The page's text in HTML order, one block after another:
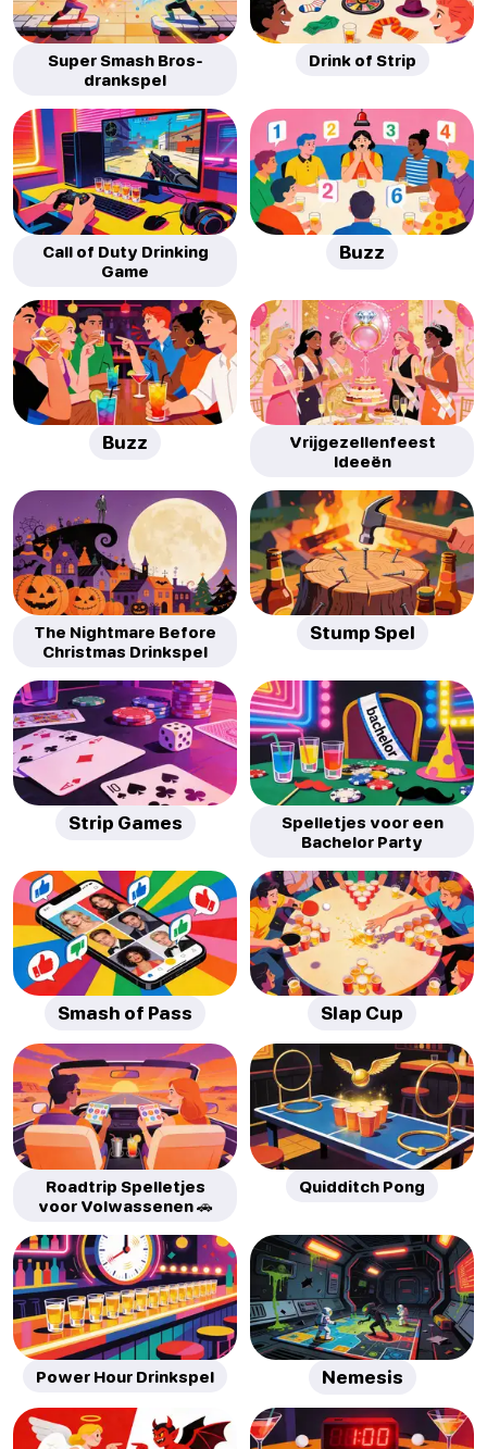
Super Smash Bros-
drankspel
Drink of Strip
Call of Duty Drinking
Game
Buzz
Buzz
Vrijgezellenfeest
Ideeën
The Nightmare Before
Christmas Drinkspel
Stump Spel
Strip Games
Spelletjes voor een
Bachelor Party
Smash of Pass Slap Cup
Roadtrip Spelletjes
voor Volwassenen 🚗
Quidditch Pong
Power Hour Drinkspel Nemesis